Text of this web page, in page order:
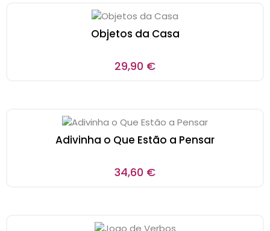
Objetos da Casa
29,90 €
Adivinha o Que Estão a Pensar
34,60 €